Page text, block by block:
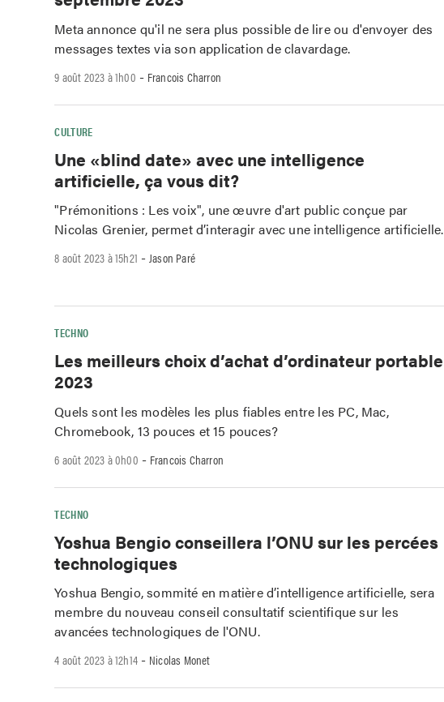
Meta annonce qu'il ne sera plus possible de lire ou d'envoyer des
messages textes via son application de clavardage.
9 août 2023 à 1h00 - Francois Charron
CULTURE
Une «blind date» avec une intelligence
artificielle, ça vous dit?
"Prémonitions : Les voix", une œuvre d'art public conçue par
Nicolas Grenier, permet d’interagir avec une intelligence artificielle.
8 août 2023 à 15h21 -Jason Paré
TECHNO
Les meilleurs choix d’achat d’ordinateur portable
2023
Quels sont les modèles les plus fiables entre les PC, Mac,
Chromebook, 13 pouces et 15 pouces?
6 août 2023 à 0h00 - Francois Charron
TECHNO
Yoshua Bengio conseillera l’ONU sur les percées
technologiques
Yoshua Bengio, sommité en matière d’intelligence artificielle, sera
membre du nouveau conseil consultatif scientifique sur les
avancées technologiques de l'ONU.
4 août 2023 à 12h14 - Nicolas Monet